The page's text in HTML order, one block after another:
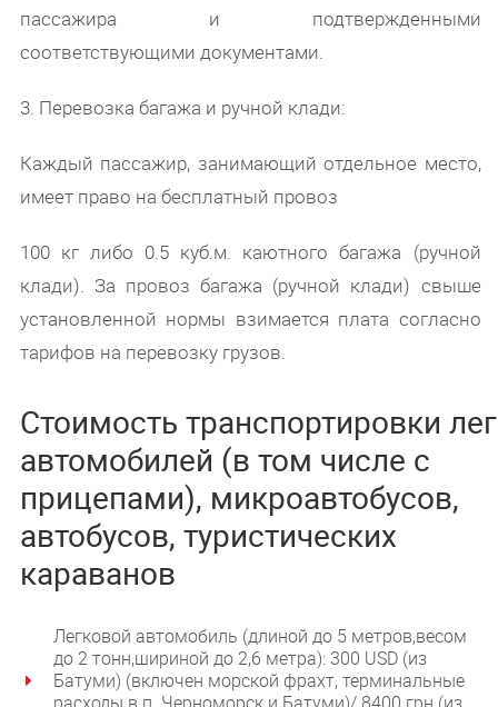
пассажира и подтвержденными
соответствующими документами.
3. Перевозка багажа и ручной клади:
Каждый пассажир, занимающий отдельное место,
имеет право на бесплатный провоз
100 кг либо 0.5 куб.м. каютного багажа (ручной
клади). За провоз багажа (ручной клади) свыше
установленной нормы взимается плата согласно
тарифов на перевозку грузов.
Стоимость транспортировки
автомобилей (в том числе с
прицепами), микроавтобусов,
автобусов, туристических
караванов
Легковой автомобиль (длиной до 5 метров,весом
до 2 тонн,шириной до 2,6 метра): 300 USD (из
Батуми) (включен морской фрахт, терминальные